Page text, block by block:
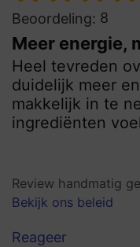
Beoordeling: 8
Meer energie,
Heel tevreden
duidelijk meer
makkelijk in te
ingrediënten
Review handmatig
Bekijk ons beleid
Reageer